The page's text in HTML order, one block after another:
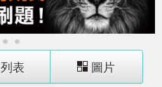
銷售量 (高→低)
銷售量 (低→高)
2 3
列表 圖片